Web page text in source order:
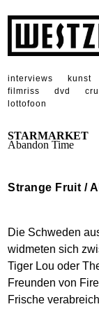
interviews kunst
filmriss
dvd
lottofoon
STARMARKET
Abandon Time
Strange Fruit /
Die Schweden
widmeten sich
Tiger Lou oder
Freunden von
Frische